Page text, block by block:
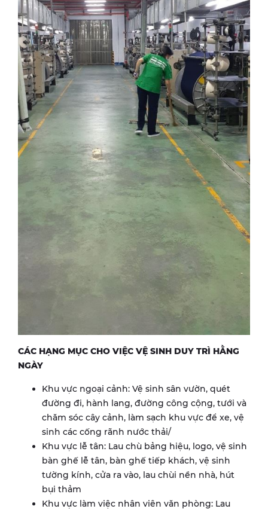
CÁC HẠNG MỤC CHO VIỆC VỆ SINH DUY TRÌ HẰNG
NGÀY
Khu vực ngoại cảnh: Vệ sinh sân vườn, quét
đường đi, hành lang, đường công cộng, tưới và
chăm sóc cây cảnh, làm sạch khu vực để xe, vệ
sinh các cống rãnh nước thải/
Khu vực lễ tân: Lau chù bảng hiệu, logo, vệ sinh
bàn ghế lễ tân, bàn ghế tiếp khách, vệ sinh
tường kính, cửa ra vào, lau chùi nền nhà, hút
bụi thảm
Khu vực làm việc nhân viên văn phòng: Lau